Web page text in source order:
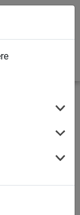
Abdecknetze
45